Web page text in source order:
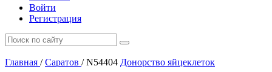
Войти
Регистрация
Главная / Саратов /N54404 Донорство яйцеклеток